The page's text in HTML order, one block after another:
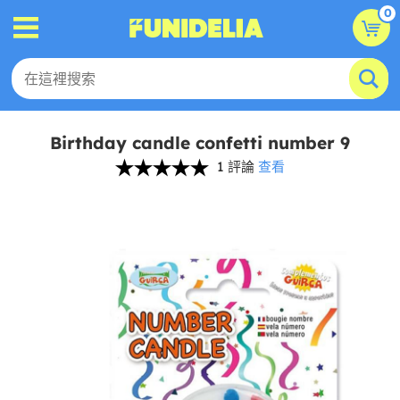
0
Birthday candle confetti number 9
1 評論 查看